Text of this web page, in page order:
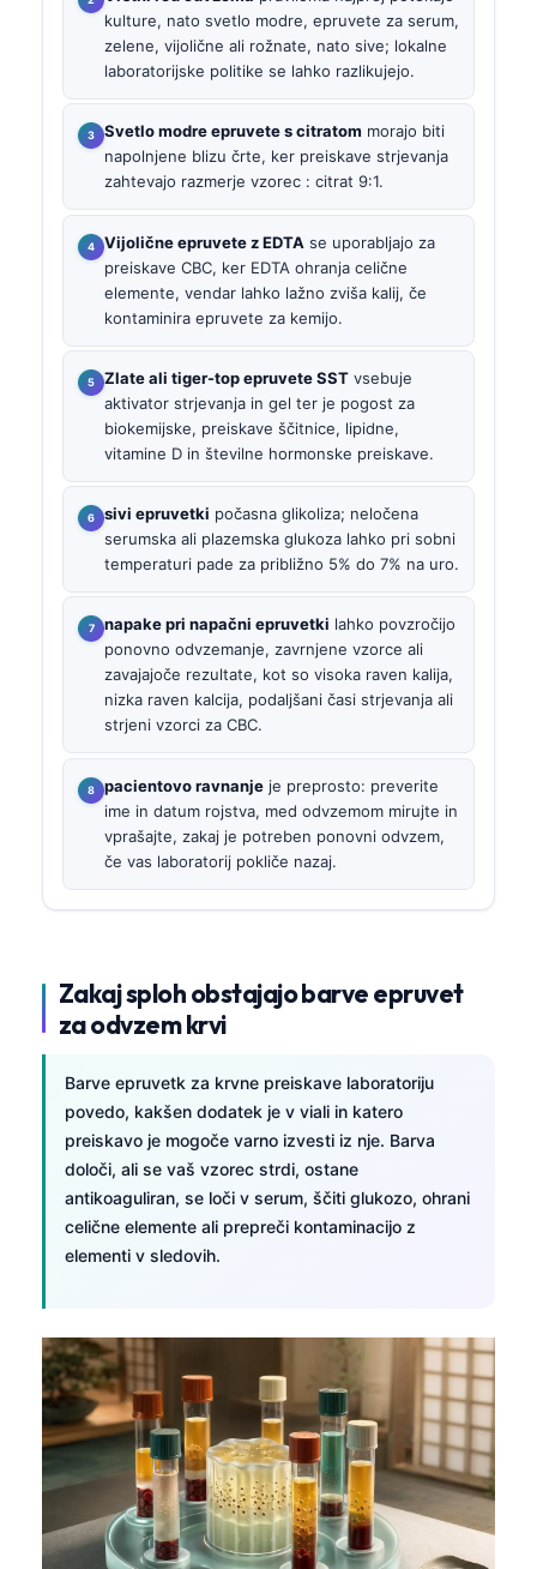
kulture, nato svetlo modre, epruvete za serum,
zelene, vijolične ali rožnate, nato sive; lokalne
laboratorijske politike se lahko razlikujejo.
Svetlo modre epruvete s citratom morajo biti
napolnjene blizu črte, ker preiskave strjevanja
zahtevajo razmerje vzorec : citrat 9:1.
Vijolične epruvete z EDTA se uporabljajo za
preiskave CBC, ker EDTA ohranja celične
elemente, vendar lahko lažno zviša kalij, če
kontaminira epruvete za kemijo.
Zlate ali tiger-top epruvete SST vsebuje
aktivator strjevanja in gel ter je pogost za
biokemijske, preiskave ščitnice, lipidne,
vitamine D in številne hormonske preiskave.
sivi epruvetki počasna glikoliza; neločena
serumska ali plazemska glukoza lahko pri sobni
temperaturi pade za približno 5% do 7% na uro.
napake pri napačni epruvetki lahko povzročijo
ponovno odvzemanje, zavrnjene vzorce ali
zavajajoče rezultate, kot so visoka raven kalija,
nizka raven kalcija, podaljšani časi strjevanja ali
strjeni vzorci za CBC.
pacientovo ravnanje je preprosto: preverite
ime in datum rojstva, med odvzemom mirujte in
vprašajte, zakaj je potreben ponovni odvzem,
če vas laboratorij pokliče nazaj.
Zakaj sploh obstajajo barve epruvet
za odvzem krvi
Barve epruvetk za krvne preiskave laboratoriju
povedo, kakšen dodatek je v viali in katero
preiskavo je mogoče varno izvesti iz nje. Barva
določi, ali se vaš vzorec strdi, ostane
antikoaguliran, se loči v serum, ščiti glukozo, ohrani
celične elemente ali prepreči kontaminacijo z
elementi v sledovih.